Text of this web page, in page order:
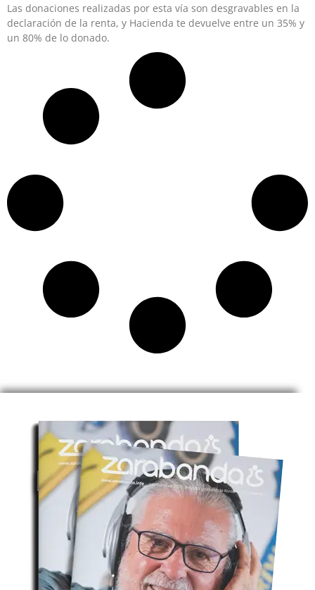
Las donaciones realizadas por esta vía son desgravables en la
declaración de la renta, y Hacienda te devuelve entre un 35% y
un 80% de lo donado.